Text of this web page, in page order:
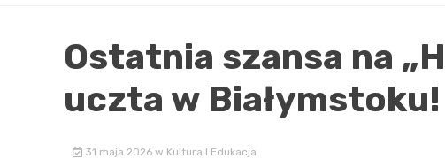
Ostatnia szansa na
uczta w Białymstoku!
31 maja 2026 w Kultura I Edukacja